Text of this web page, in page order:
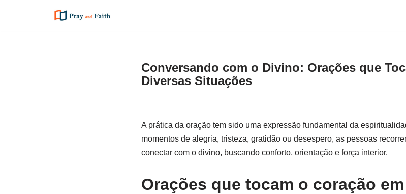
Conversando com o Divino: Orações que
Diversas Situações
A prática da oração tem sido uma expressão fundamental da
momentos de alegria, tristeza, gratidão ou desespero, as pessoas
conectar com o divino, buscando conforto, orientação e força interior.
Orações que tocam o coração